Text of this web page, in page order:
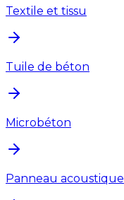
Textile et tissu
Tuile de béton
Microbéton
Panneau acoustique